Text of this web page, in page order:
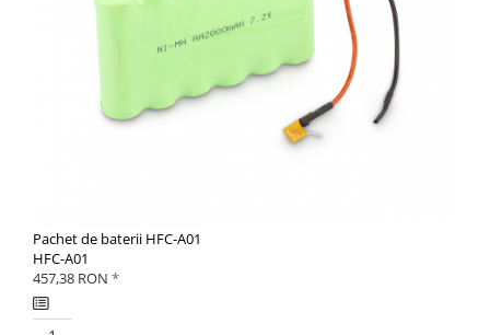
Pachet de baterii HFC-A01
HFC-A01
457,38 RON *